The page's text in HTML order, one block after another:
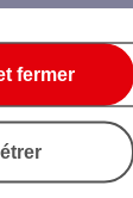
fermer